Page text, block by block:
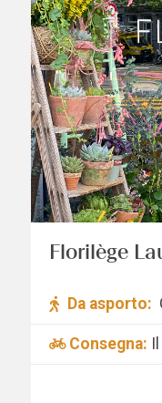
Florilège
Da asporto:
Consegna: